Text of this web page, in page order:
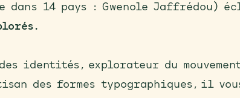
dans 14 pays : Gwenole Jaffrédou)
identités, explorateur du
des formes typographiques, il